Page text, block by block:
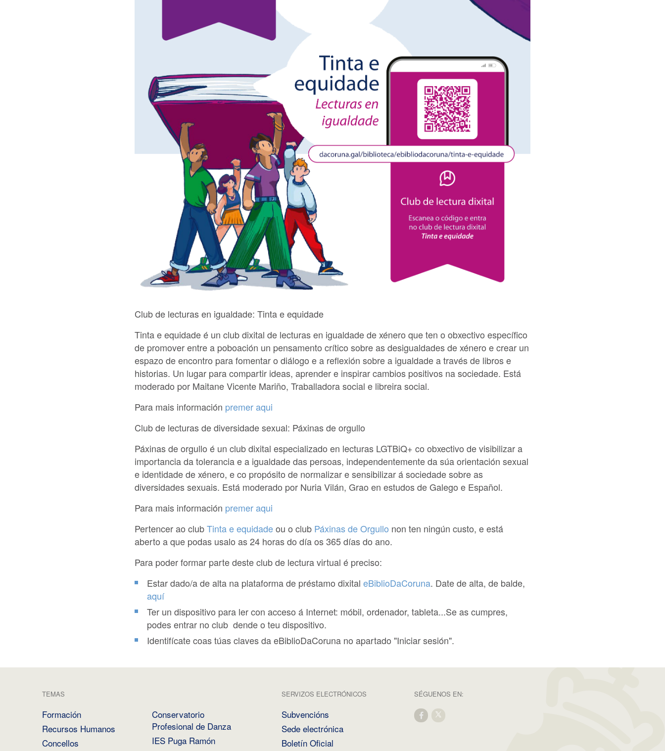
Club de lecturas en igualdade: Tinta e equidade
Tinta e equidade é un club dixital de lecturas en igualdade de xénero que ten o obxectivo específico
de promover entre a poboación un pensamento crítico sobre as desigualdades de xénero e crear un
espazo de encontro para fomentar o diálogo e a reflexión sobre a igualdade a través de libros e
historias. Un lugar para compartir ideas, aprender e inspirar cambios positivos na sociedade. Está
moderado por Maitane Vicente Mariño, Traballadora social e libreira social.
Para mais información premer aqui
Club de lecturas de diversidade sexual: Páxinas de orgullo
Páxinas de orgullo é un club dixital especializado en lecturas LGTBiQ+ co obxectivo de visibilizar a
importancia da tolerancia e a igualdade das persoas, independentemente da súa orientación sexual
e identidade de xénero, e co propósito de normalizar e sensibilizar á sociedade sobre as
diversidades sexuais. Está moderado por Nuria Vilán, Grao en estudos de Galego e Español.
Para mais información premer aqui
Pertencer ao clubTinta e equidadeou o club Páxinas de Orgullo non ten ningún custo, e está
aberto a que podas usalo as 24 horas do día os 365 días do ano.
Para poder formar parte deste club de lectura virtual é preciso:
Estar dado/a de alta na plataforma de préstamo dixital eBiblioDaCoruna. Date de alta, de balde,
aquí
Ter un dispositivo para ler con acceso á Internet: móbil, ordenador, tableta...Se as cumpres,
podes entrar no club dende o teu dispositivo.
Identifícate coas túas claves da eBiblioDaCoruna no apartado "Iniciar sesión".
TEMAS
Formación
Recursos Humanos
Concellos
Conservatorio
Profesional de Danza
IES Puga Ramón
SERVIZOS ELECTRÓNICOS
Subvencións
Sede electrónica
Boletín Oficial
SÉGUENOS EN: